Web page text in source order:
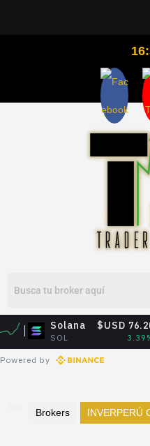
Solana
SOL
$USD 76.20
Powered by
Brokers INVERPERÚ